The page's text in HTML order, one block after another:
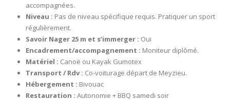
accompagnées.
Niveau : Pas de niveau spécifique requis. Pratiquer un sport
régulièrement.
Savoir Nager 25 m et s’immerger : Oui
Encadrement/accompagnement : Moniteur diplômé.
Matériel : Canoë ou Kayak Gumotex
Transport / Rdv : Co-voiturage départ de Meyzieu.
Hébergement : Bivouac
Restauration : Autonomie + BBQ samedi soir